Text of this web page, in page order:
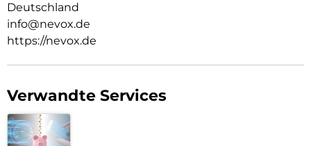
Deutschland
info@nevox.de
https://nevox.de
Verwandte Services